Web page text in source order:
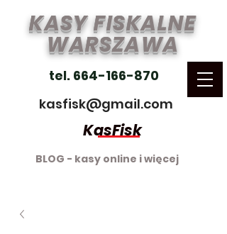
KASY FISKALNE
WARSZAWA
tel. 664-166-870
kasfisk@gmail.com
BLOG - kasy online i więcej
KasFisk